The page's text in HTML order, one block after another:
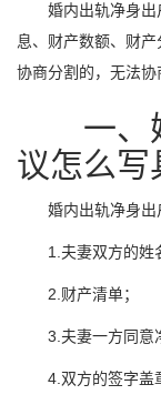
婚内出轨净身出
息、财产数额、财
协商分割的，无法协
一、婚
议怎么写
婚内出轨净身出户
1.夫妻双方的姓名
2.财产清单；
3.夫妻一方同意净
4.双方的签字盖章